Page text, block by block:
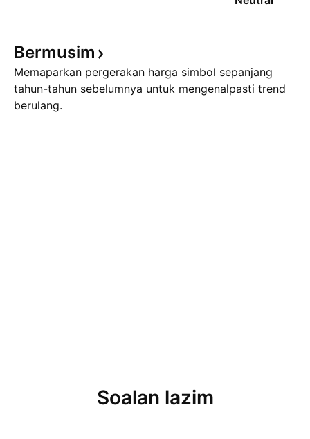
Bermusim
Memaparkan pergerakan harga simbol sepanjang
tahun-tahun sebelumnya untuk mengenalpasti trend
berulang.
Soalan lazim